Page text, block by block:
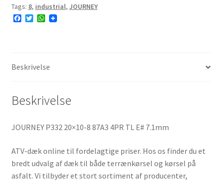
Tags: 8, industrial, JOURNEY
F
o
T
r
W
p
Beskrivelse
Beskrivelse
JOURNEY P332 20×10-8 87A3 4PR TL E# 7.1mm
ATV-dæk online til fordelagtige priser. Hos os finder du et
bredt udvalg af dæk til både terrænkørsel og kørsel på
asfalt. Vi tilbyder et stort sortiment af producenter,